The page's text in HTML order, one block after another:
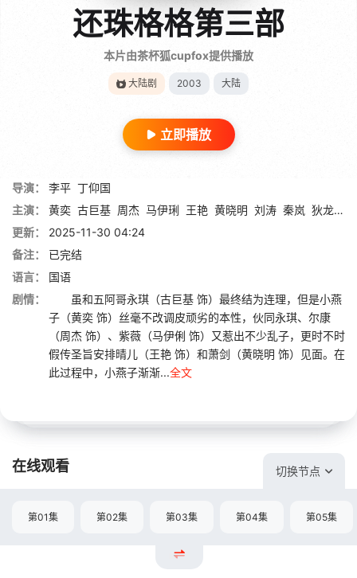
还珠格格第三部
本片由茶杯狐cupfox提供播放
大陆剧 2003 大陆
立即播放
导演： 李平 丁仰国
主演：
黄奕 古巨基 周杰 马伊琍 王艳 黄晓明 刘涛 秦岚 狄龙 赵
更新：
2025-11-30 04:24
备注：
已完结
语言：
国语
剧情：
虽和五阿哥永琪（古巨基 饰）最终结为连理，但是小燕
子（黄奕 饰）丝毫不改调皮顽劣的本性，伙同永琪、尔康
（周杰 饰）、紫薇（马伊俐 饰）又惹出不少乱子，更时不时
假传圣旨安排晴儿（王艳 饰）和萧剑（黄晓明 饰）见面。在
此过程中，小燕子渐渐...全文
在线观看 切换节点
第01集 第02集 第03集 第04集 第05集